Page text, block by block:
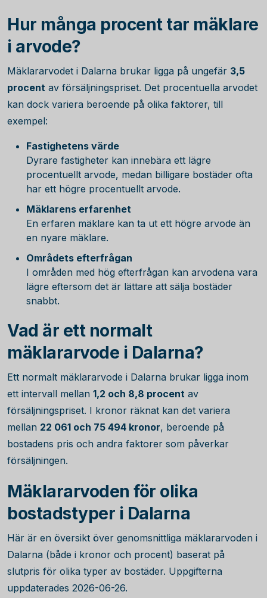
Hur många procent tar mäklare
i arvode?
Mäklararvodet i Dalarna brukar ligga på ungefär 3,5
procent av försäljningspriset. Det procentuella arvodet
kan dock variera beroende på olika faktorer, till
exempel:
Fastighetens värde
Dyrare fastigheter kan innebära ett lägre
procentuellt arvode, medan billigare bostäder ofta
har ett högre procentuellt arvode.
Mäklarens erfarenhet
En erfaren mäklare kan ta ut ett högre arvode än
en nyare mäklare.
Områdets efterfrågan
I områden med hög efterfrågan kan arvodena vara
lägre eftersom det är lättare att sälja bostäder
snabbt.
Vad är ett normalt
mäklararvode i Dalarna?
Ett normalt mäklararvode i Dalarna brukar ligga inom
ett intervall mellan 1,2 och 8,8 procent av
försäljningspriset. I kronor räknat kan det variera
mellan 22 061 och 75 494 kronor, beroende på
bostadens pris och andra faktorer som påverkar
försäljningen.
Mäklararvoden för olika
bostadstyper i Dalarna
Här är en översikt över genomsnittliga mäklararvoden i
Dalarna (både i kronor och procent) baserat på
slutpris för olika typer av bostäder. Uppgifterna
uppdaterades 2026-06-26.